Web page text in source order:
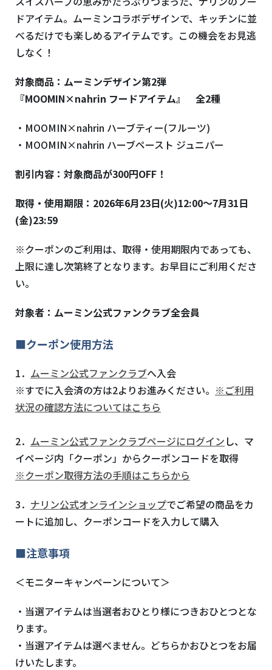
ドアイテム。ムーミンコラボデザインで、キッチンに並
べるだけでも楽しめるアイテムです。この機会をお見逃
しなく！
対象商品：ムーミンデザイン第2弾
『MOOMIN×nahrin フードアイテム』 全2種
・ MOOMIN×nahrin ハーブティー(フルーツ)
・ MOOMIN×nahrin ハーブペースト ジュニパー
割引内容：対象商品が300円OFF！
取得・使用期限：2026年6月23日(火)12:00～7月31日
(金)23:59
※クーポンのご利用は、取得・使用期限内であっても、
上限に達し次第終了となります。お早目にご利用くださ
い。
対象者：ムーミン公式ファンクラブ全会員
■クーポン使用方法
1． ムーミン公式ファンクラブへ入会
※すでに入会済の方は2よりお進みください。 ※ご利用
状況の確認方法についてはこちら
2． ムーミン公式ファンクラブページにログイン し、マ
イページ内「クーポン」からクーポンコードを取得
※クーポン取得方法の手順はこちらから
3． ナリン公式オンラインショップでご希望の商品をカ
ートに追加し、クーポンコードを入力して購入
■注意事項
＜モニターキャンペーンについて＞
・当選アイテムは当選者おひとり様につきおひとつとな
ります。
・当選アイテムは選べません。どちらかおひとつをお届
けいたします。